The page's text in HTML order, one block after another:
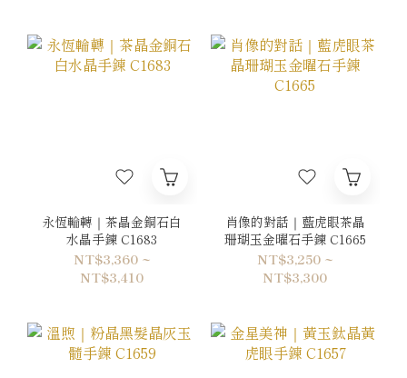
永恆輪轉｜茶晶金銅石白
水晶手鍊 C1683
NT$3,360 ~
NT$3,410
肖像的對話｜藍虎眼茶晶
珊瑚玉金曜石手鍊 C1665
NT$3,250 ~
NT$3,300